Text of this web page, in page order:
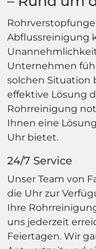
Abflussreinigung
Unternehmen
solchen Situation
effektive Lösung
Rohrreinigung
Ihnen eine
Uhr bietet.
24/7 Service
Unser Team von
die Uhr zur
Ihre
uns jederzeit
Feiertagen. Wir